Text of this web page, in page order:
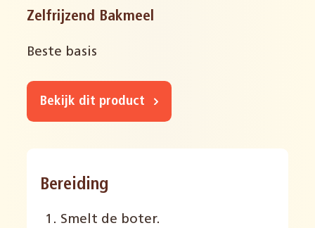
Zelfrijzend Bakmeel
Beste basis
Bekijk dit product
Bereiding
Smelt de boter.